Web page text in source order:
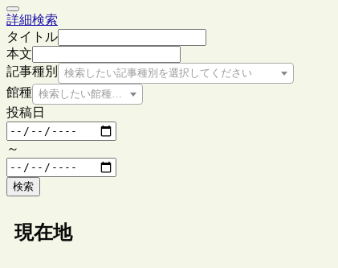
詳細検索
タイトル
本文
記事種別
検索したい記事種別を選択してください
館種 検索したい館種を選択してください
投稿日
～
検索
現在地